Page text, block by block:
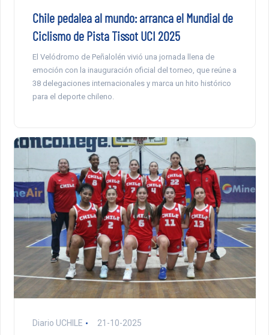
Chile pedalea al mundo: arranca el Mundial de
Ciclismo de Pista Tissot UCI 2025
El Velódromo de Peñalolén vivió una jornada llena de
emoción con la inauguración oficial del torneo, que reúne a
38 delegaciones internacionales y marca un hito histórico
para el deporte chileno.
Diario UCHILE 21-10-2025